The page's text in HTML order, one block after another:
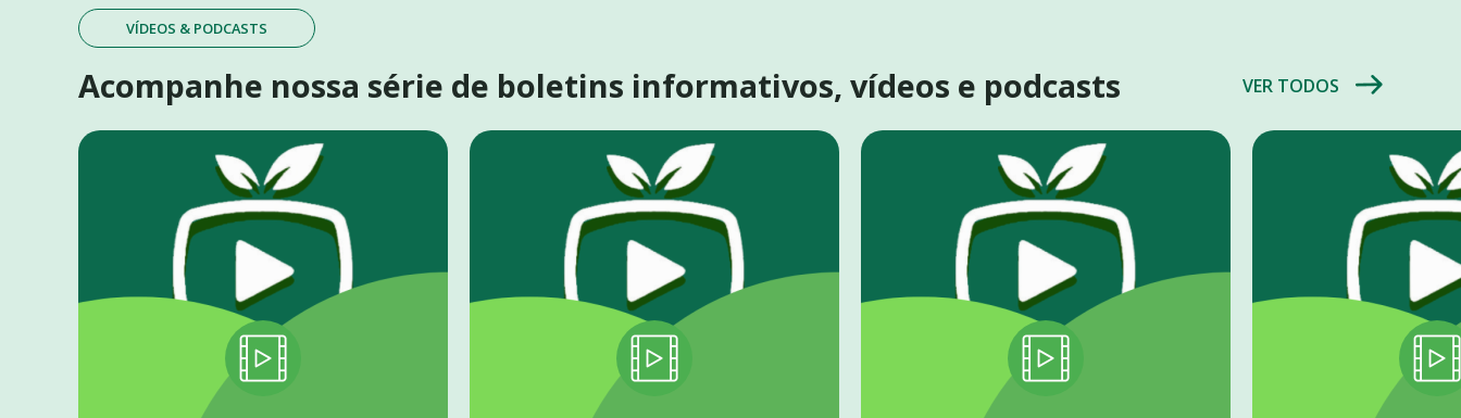
VÍDEOS & PODCASTS
Acompanhe nossa série de boletins informativos, vídeos e podcasts VER TODOS